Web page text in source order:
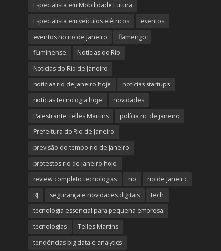
Especialista em Mobilidade Futura
Especialista em veículos elétricos
eventos
eventos no rio de janeiro
flamengo
fluminense
Noticias do Rio
Noticias do Rio de Janeiro
notícias rio de janeiro hoje
notícias startups
notícias tecnologia hoje
novidades
Palestrante Telles Martins
polícia rio de janeiro
Prefeitura do Rio de Janeiro
previsão do tempo rio de janeiro
protestos rio de janeiro hoje
review completo tecnologias
rio
rio de janeiro
RJ
segurança e novidades digitais
tech
tecnologia essencial para pequena empresa
tecnologias
Telles Martins
tendências big data e analytics